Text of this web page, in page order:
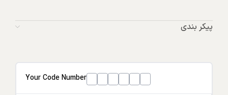
پیکر بندی
Your Code Number